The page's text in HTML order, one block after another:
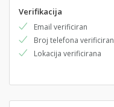
Verifikacija
Email verificiran
Broj telefona verificiran
Lokacija verificirana